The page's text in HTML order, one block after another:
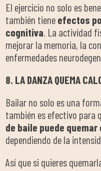
El ejercicio no solo es
también tiene efectos
cognitiva . La actividad
mejorar la memoria, la
enfermedades
8. LA DANZA QUEMA
Bailar no solo es una
también es efectivo para
de baile puede
dependiendo de la
Así que si quieres